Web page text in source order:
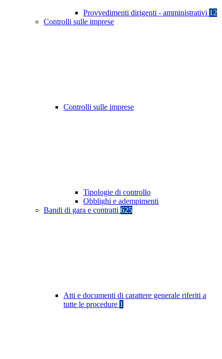
Provvedimenti dirigenti - amministrativi 12
Controlli sulle imprese
Controlli sulle imprese
Tipologie di controllo
Obblighi e adempimenti
Bandi di gara e contratti 625
Atti e documenti di carattere generale riferiti a
tutte le procedure 1